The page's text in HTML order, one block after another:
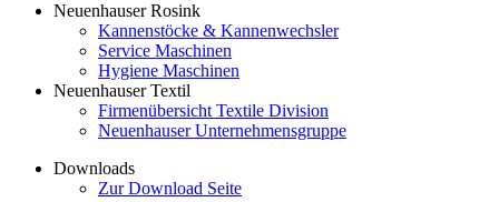
Neuenhauser Rosink
Kannenstöcke & Kannenwechsler
Service Maschinen
Hygiene Maschinen
Neuenhauser Textil
Firmenübersicht Textile Division
Neuenhauser Unternehmensgruppe
Downloads
Zur Download Seite